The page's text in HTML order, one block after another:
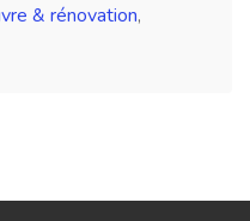
& rénovation,